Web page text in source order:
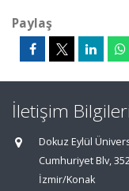
Paylaş
İletişim Bilgileri
Dokuz Eylül
Cumhuriyet Blv,
İzmir/Konak